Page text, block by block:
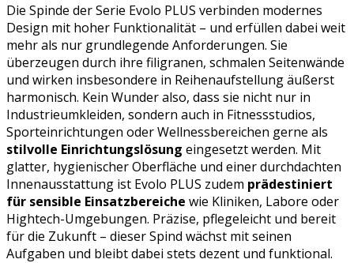
Die Spinde der Serie Evolo PLUS verbinden modernes
Design mit hoher Funktionalität – und erfüllen dabei weit
mehr als nur grundlegende Anforderungen. Sie
überzeugen durch ihre filigranen, schmalen Seitenwände
und wirken insbesondere in Reihenaufstellung äußerst
harmonisch. Kein Wunder also, dass sie nicht nur in
Industrieumkleiden, sondern auch in Fitnessstudios,
Sporteinrichtungen oder Wellnessbereichen gerne als
stilvolle Einrichtungslösung eingesetzt werden. Mit
glatter, hygienischer Oberfläche und einer durchdachten
Innenausstattung ist Evolo PLUS zudem prädestiniert
für sensible Einsatzbereiche wie Kliniken, Labore oder
Hightech-Umgebungen. Präzise, pflegeleicht und bereit
für die Zukunft – dieser Spind wächst mit seinen
Aufgaben und bleibt dabei stets dezent und funktional.